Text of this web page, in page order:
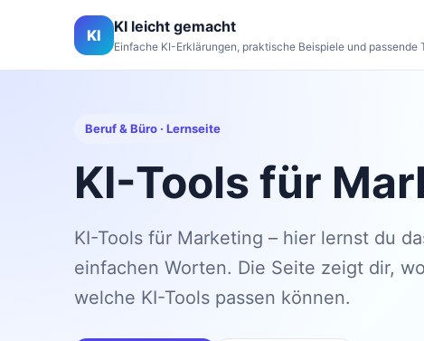
KI KI leicht gemacht
Einfache KI-Erklärungen, praktische Beispiele und passende
Beruf & Büro · Lernseite
KI-Tools für
KI-Tools für Marketing – hier lernst du
einfachen Worten. Die Seite zeigt dir,
welche KI-Tools passen können.